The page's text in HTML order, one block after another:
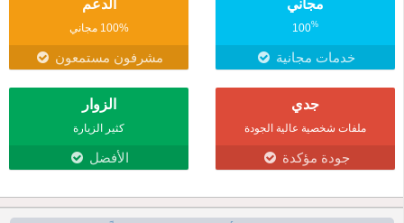
مجاني
100%
خدمات مجانية
الدعم
100% مجاني
مشرفون مستمعون
جدي
ملفات شخصية عالية الجودة
جودة مؤكدة
الزوار
كثير الزيارة
الأفضل